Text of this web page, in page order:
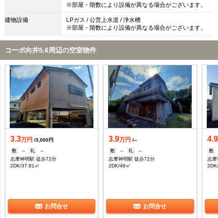
※部屋・階数により設備が異なる場合がございます。
建物設備
LPガス / 公営上水道 / 浄水槽
※部屋・階数により設備が異なる場合がございます。
コーポ向井5.6周辺の空室物件
3.3万円 /3,000円
敷
-- 礼
--
志摩神明駅 徒歩72分
2DK/37.81㎡
お問合せ
3.9万円 /--
敷
-- 礼
--
志摩神明駅 徒歩72分
2DK/48㎡
お問合せ
4.9
敷
志摩